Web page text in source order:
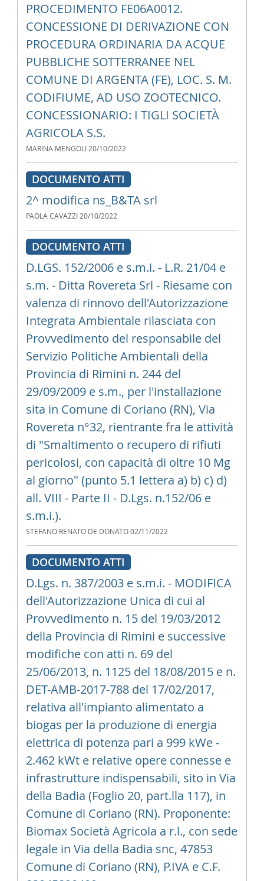
PROCEDIMENTO FE06A0012.
CONCESSIONE DI DERIVAZIONE CON
PROCEDURA ORDINARIA DA ACQUE
PUBBLICHE SOTTERRANEE NEL
COMUNE DI ARGENTA (FE), LOC. S. M.
CODIFIUME, AD USO ZOOTECNICO.
CONCESSIONARIO: I TIGLI SOCIETÀ
AGRICOLA S.S.
MARINA MENGOLI 20/10/2022
DOCUMENTO ATTI
2^ modifica ns_B&TA srl
PAOLA CAVAZZI 20/10/2022
DOCUMENTO ATTI
D.LGS. 152/2006 e s.m.i. - L.R. 21/04 e
s.m. - Ditta Rovereta Srl - Riesame con
valenza di rinnovo dell'Autorizzazione
Integrata Ambientale rilasciata con
Provvedimento del responsabile del
Servizio Politiche Ambientali della
Provincia di Rimini n. 244 del
29/09/2009 e s.m., per l'installazione
sita in Comune di Coriano (RN), Via
Rovereta n°32, rientrante fra le attività
di "Smaltimento o recupero di rifiuti
pericolosi, con capacità di oltre 10 Mg
al giorno" (punto 5.1 lettera a) b) c) d)
all. VIII - Parte II - D.Lgs. n.152/06 e
s.m.i.).
STEFANO RENATO DE DONATO 02/11/2022
DOCUMENTO ATTI
D.Lgs. n. 387/2003 e s.m.i. - MODIFICA
dell'Autorizzazione Unica di cui al
Provvedimento n. 15 del 19/03/2012
della Provincia di Rimini e successive
modifiche con atti n. 69 del
25/06/2013, n. 1125 del 18/08/2015 e n.
DET-AMB-2017-788 del 17/02/2017,
relativa all'impianto alimentato a
biogas per la produzione di energia
elettrica di potenza pari a 999 kWe -
2.462 kWt e relative opere connesse e
infrastrutture indispensabili, sito in Via
della Badia (Foglio 20, part.lla 117), in
Comune di Coriano (RN). Proponente:
Biomax Società Agricola a r.l., con sede
legale in Via della Badia snc, 47853
Comune di Coriano (RN), P.IVA e C.F.